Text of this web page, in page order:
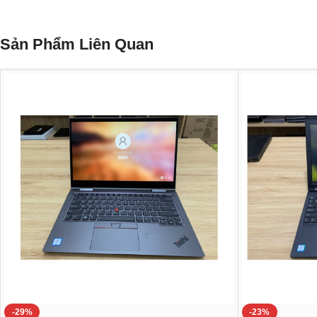
Sản Phẩm Liên Quan
-29% -23%